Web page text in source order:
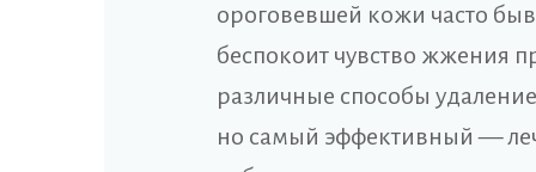
ороговевшей кожи часто
беспокоит чувство жжения
различные способы
но самый эффективный —